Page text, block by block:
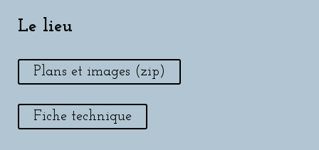
Le lieu
Plans et images (zip)
Fiche technique